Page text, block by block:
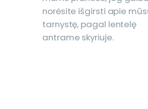
norėsite išgirsti apie
tarnystę, pagal lentelę
antrame skyriuje.